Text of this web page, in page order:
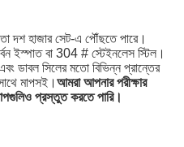
দশ হাজার সেট-এ পৌঁছতে পারে।
ইস্পাত বা 304 # স্টেইনলেস স্টিল।
ডাবল সিলের মতো বিভিন্ন প্রান্তের
মাপসই। আমরা আপনার পরীক্ষার
প্রস্তুত করতে পারি।